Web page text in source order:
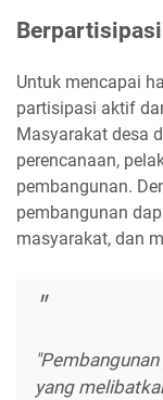
Untuk mencapai
partisipasi aktif
Masyarakat desa
perencanaan,
pembangunan.
pembangunan
masyarakat, dan
yang